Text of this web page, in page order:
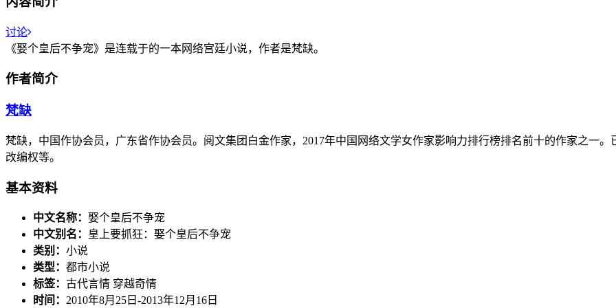
讨论
《娶个皇后不争宠》是连载于的一本网络宫廷小说，作者是梵缺。
作者简介
梵缺
梵缺，中国作协会员，广东省作协会员。阅文集团白金作家，2017年中国网络文学女作家影响力排行榜排名前十的作家之一
改编权等。
基本资料
中文名称： 娶个皇后不争宠
中文别名：
皇上要抓狂：娶个皇后不争宠
类别： 小说
类型： 都市小说
标签： 古代言情 穿越奇情
时间： 2010年8月25日-2013年12月16日